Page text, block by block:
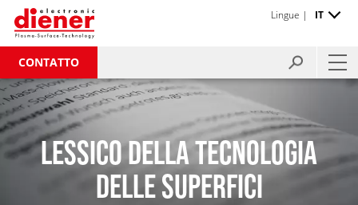
CONTATTO
Lingue | IT
LESSICO DELLA TECNOLOGIA
DELLE SUPERFICI